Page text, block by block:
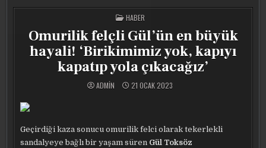
POSTED
IN
HABER
Omurilik felçli Gül’ün en büyük
hayali! ‘Birikimimiz yok, kapıyı
kapatıp yola çıkacağız’
ADMIN 21 OCAK 2023
Geçirdiği kaza sonucu omurilik felci olarak tekerlekli
sandalyeye bağlı bir yaşam süren Gül Toksöz